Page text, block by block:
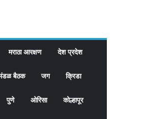
मराठा आरक्षण देश प्रदेश
बैठक जग क्रिडा
पुणे ओरिसा कोल्हापूर